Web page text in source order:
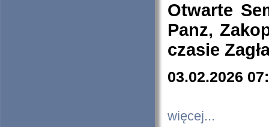
Otwarte
Panz,
czasie
03.02.2026
więcej...